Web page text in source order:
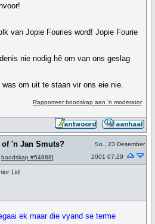
van Jopie Fouries word! Jopie Fourie
nie nodig hê om van ons geslag
om uit te staan vir ons eie nie.
Rapporteer boodskap aan 'n moderator
of 'n Jan Smuts?
boodskap #54888]
So., 23 Desember
2001 07:29
Lid
ek maar die vyand se terme